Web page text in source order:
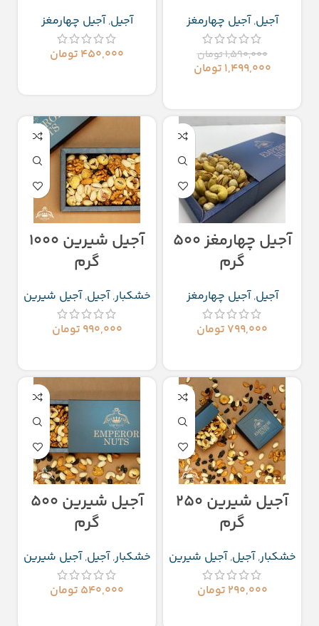
آجیل,آجیل چهارمغز
۱,۵۹۰,۰۰۰تومان
۱,۴۹۹,۰۰۰ تومان
آجیل,آجیل چهارمغز
۴۵۰,۰۰۰ تومان
آجیل چهارمغز ۵۰۰
گرم
آجیل,آجیل چهارمغز
۷۹۹,۰۰۰ تومان
آجیل شیرین ۱۰۰۰
گرم
خشکبار,آجیل,آجیل شیرین
۹۹۰,۰۰۰ تومان
آجیل شیرین ۲۵۰
گرم
خشکبار,آجیل,آجیل شیرین
۲۹۰,۰۰۰ تومان
آجیل شیرین ۵۰۰
گرم
خشکبار,آجیل,آجیل شیرین
۵۴۰,۰۰۰ تومان